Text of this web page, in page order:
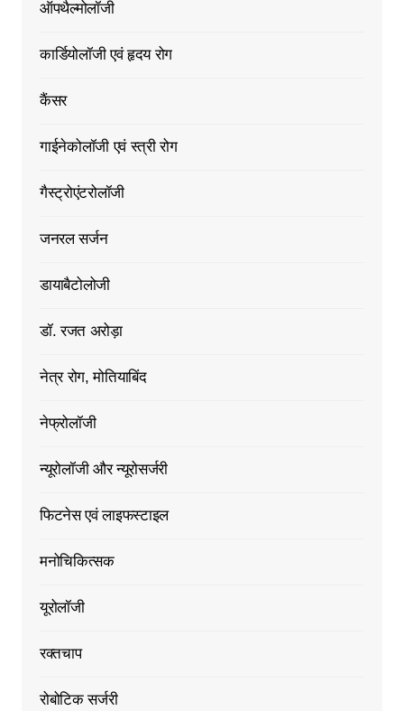
ऑपथैल्मोलॉजी
कार्डियोलॉजी एवं हृदय रोग
कैंसर
गाईनेकोलॉजी एवं स्त्री रोग
गैस्ट्रोएंटरोलॉजी
जनरल सर्जन
डायाबैटोलोजी
डॉ. रजत अरोड़ा
नेत्र रोग, मोतियाबिंद
नेफ्रोलॉजी
न्यूरोलॉजी और न्यूरोसर्जरी
फिटनेस एवं लाइफस्टाइल
मनोचिकित्सक
यूरोलॉजी
रक्तचाप
रोबोटिक सर्जरी